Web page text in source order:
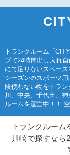
トランクルーム「
プで24時間出し入れ
にて足りないスペー
シーズンのスポーツ
段使わない物をトラ
川、中央、千代田、
ルームを運営中！！
トランクルーム
川崎で探すなら